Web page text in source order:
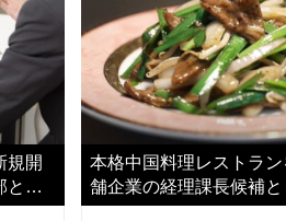
規開
とし
本格中国料理レストラ
舗企業の経理課長候補
いただきます